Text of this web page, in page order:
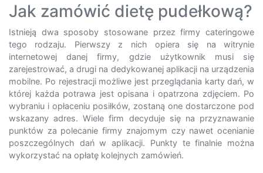
Jak zamówić dietę pudełkową?
Istnieją dwa sposoby stosowane przez firmy cateringowe
tego rodzaju. Pierwszy z nich opiera się na witrynie
internetowej danej firmy, gdzie użytkownik musi się
zarejestrować, a drugi na dedykowanej aplikacji na urządzenia
mobilne. Po rejestracji możliwe jest przeglądania karty dań, w
której każda potrawa jest opisana i opatrzona zdjęciem. Po
wybraniu i opłaceniu posiłków, zostaną one dostarczone pod
wskazany adres. Wiele firm decyduje się na przyznawanie
punktów za polecanie firmy znajomym czy nawet ocenianie
poszczególnych dań w aplikacji. Punkty te finalnie można
wykorzystać na opłatę kolejnych zamówień.